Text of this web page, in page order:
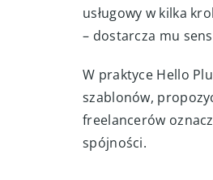
usługowy w kilka
– dostarcza mu
W praktyce Hello
szablonów,
freelancerów
spójności.